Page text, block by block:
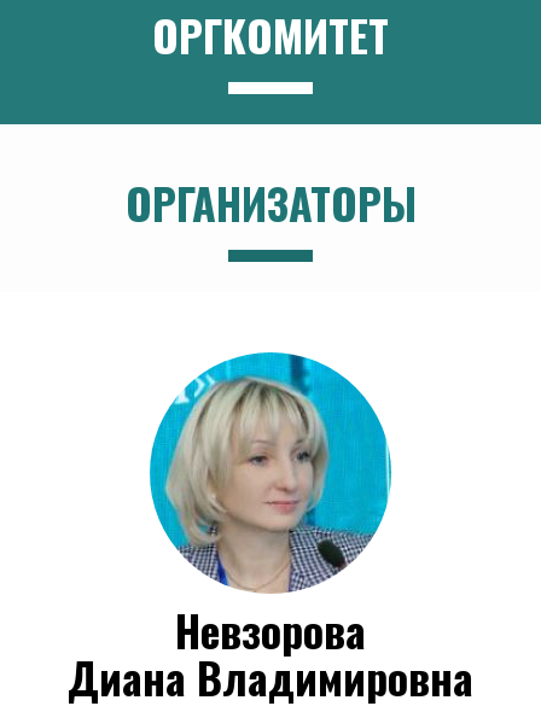
ОРГКОМИТЕТ
ОРГАНИЗАТОРЫ
Невзорова
Диана Владимировна